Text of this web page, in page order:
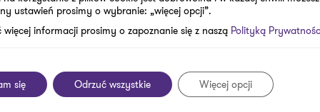
w zakresie:
ustawień prosimy o wybranie: „więcej opcji”.
więcej informacji prosimy o zapoznanie się z naszą Polityką
się Odrzuć wszystkie Więcej opcji